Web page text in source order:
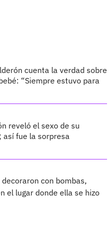
cuenta la verdad sobre
“Siempre estuvo para
reveló el sexo de su
así fue la sorpresa
con bombas,
el lugar donde ella se hizo